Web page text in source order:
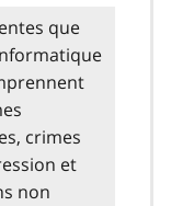
que
crimes
et
non